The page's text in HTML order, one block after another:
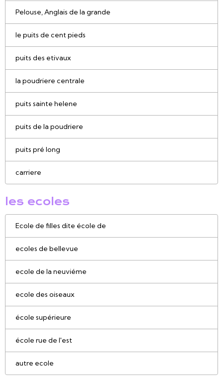
Pelouse, Anglais de la grande
le puits de cent pieds
puits des etivaux
la poudriere centrale
puits sainte helene
puits de la poudriere
puits pré long
carriere
les ecoles
Ecole de filles dite école de
ecoles de bellevue
ecole de la neuviéme
ecole des oiseaux
école supérieure
école rue de l'est
autre ecole